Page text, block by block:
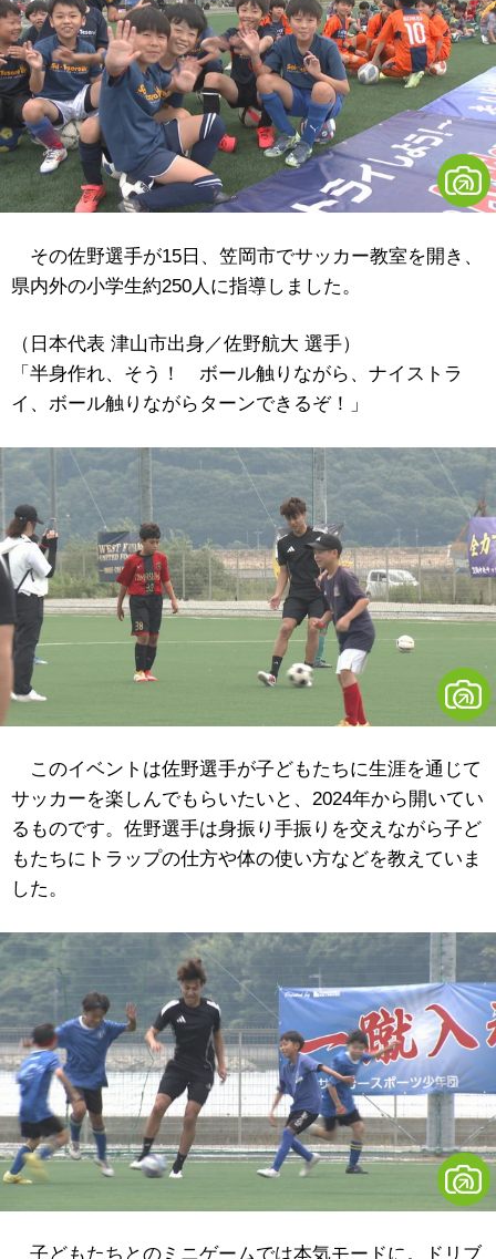
その佐野選手が15日、笠岡市でサッカー教室を開き、
県内外の小学生約250人に指導しました。
（日本代表 津山市出身／佐野航大 選手）
「半身作れ、そう！ ボール触りながら、ナイストラ
イ、ボール触りながらターンできるぞ！」
このイベントは佐野選手が子どもたちに生涯を通じて
サッカーを楽しんでもらいたいと、2024年から開いてい
るものです。佐野選手は身振り手振りを交えながら子ど
もたちにトラップの仕方や体の使い方などを教えていま
した。
子どもたちとのミニゲームでは本気モードに。ドリブ